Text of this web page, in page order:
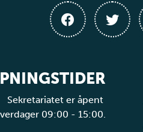
Sekretariatet er åpent
09:00 - 15:00.